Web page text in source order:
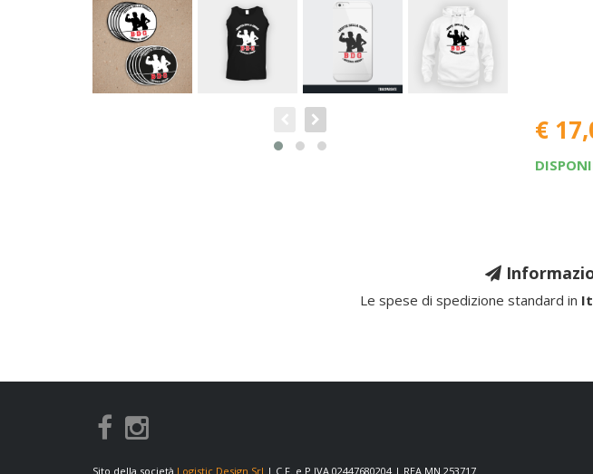
€
Le spese di spedizione standard in
Sito della società Logistic Design Srl | C.F. e P.IVA 02447680204 | REA MN 253717